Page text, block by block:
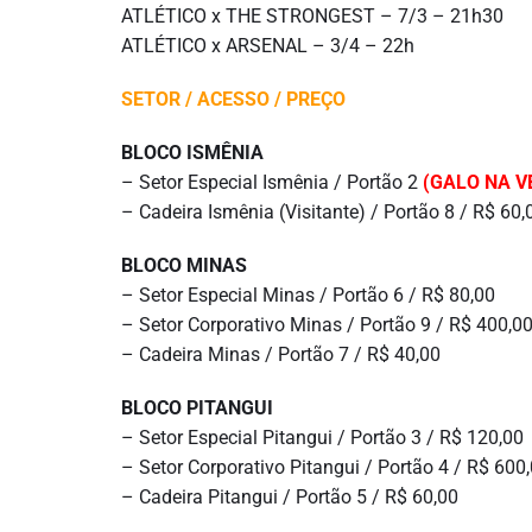
ATLÉTICO x THE STRONGEST – 7/3 – 21h30
ATLÉTICO x ARSENAL – 3/4 – 22h
SETOR / ACESSO / PREÇO
BLOCO ISMÊNIA
– Setor Especial Ismênia / Portão 2 (GALO NA
– Cadeira Ismênia (Visitante) / Portão 8 / R$
BLOCO MINAS
– Setor Especial Minas / Portão 6 / R$ 80,00
– Setor Corporativo Minas / Portão 9 / R$ 400,00
– Cadeira Minas / Portão 7 / R$ 40,00
BLOCO PITANGUI
– Setor Especial Pitangui / Portão 3 / R$ 120,00
– Setor Corporativo Pitangui / Portão 4 / R$
– Cadeira Pitangui / Portão 5 / R$ 60,00